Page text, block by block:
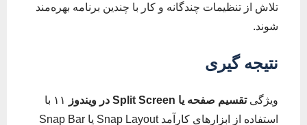
تلاش از تنظیمات چندگانه و کار با چندین برنامه بهره‌مند
شوند.
نتیجه گیری
ویژگیتقسیم صفحه یا Split Screen در ویندوز
۱۱ با
استفاده از ابزارهای کارآمد Snap Layout یا Snap Bar